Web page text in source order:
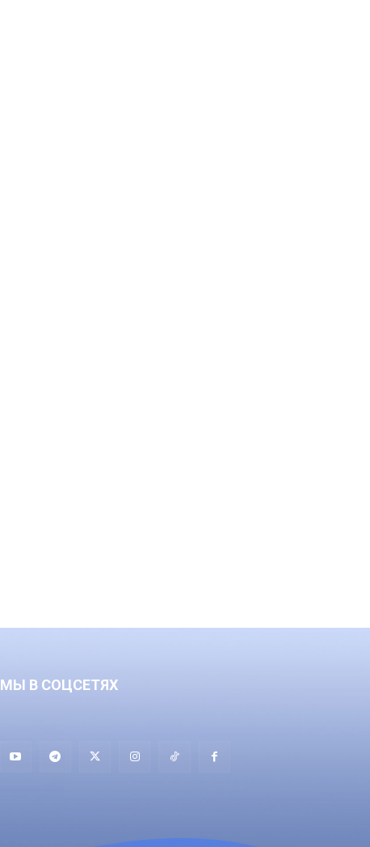
МЫ В СОЦСЕТЯХ